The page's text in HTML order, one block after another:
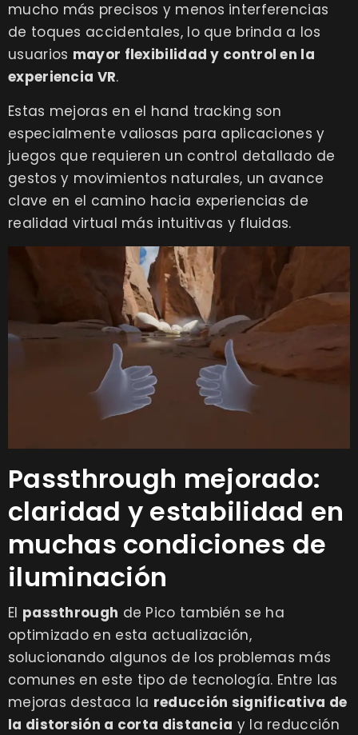
mucho más precisos y menos interferencias
de toques accidentales, lo que brinda a los
usuarios mayor flexibilidad y control en la
experiencia VR.
Estas mejoras en el hand tracking son
especialmente valiosas para aplicaciones y
juegos que requieren un control detallado de
gestos y movimientos naturales, un avance
clave en el camino hacia experiencias de
realidad virtual más intuitivas y fluidas.
Passthrough mejorado:
claridad y estabilidad en
muchas condiciones de
iluminación
El passthrough de Pico también se ha
optimizado en esta actualización,
solucionando algunos de los problemas más
comunes en este tipo de tecnología. Entre las
mejoras destaca la reducción significativa de
la distorsión a corta distancia y la reducción